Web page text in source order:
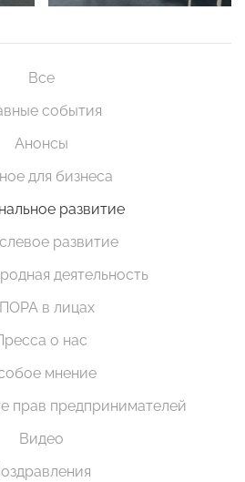
Все
события
Анонсы
для бизнеса
развитие
развитие
деятельность
в лицах
о нас
мнение
прав предпринимателей
Видео